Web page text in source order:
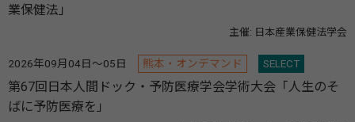
業保健法」
主催: 日本産業保健法学会
2026年09月04日～05日 熊本・オンデマンド SELECT
第67回日本人間ドック・予防医療学会学術大会「人生のそ
ばに予防医療を」